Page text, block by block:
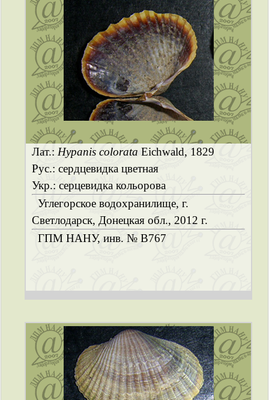
Лат.: Hypanis colorata Eichwald, 1829
Рус.: сердцевидка цветная
Укр.: серцевидка кольорова
Углегорское водохранилище, г.
Светлодарск, Донецкая обл., 2012 г.
ГПМ НАНУ, инв. № B767